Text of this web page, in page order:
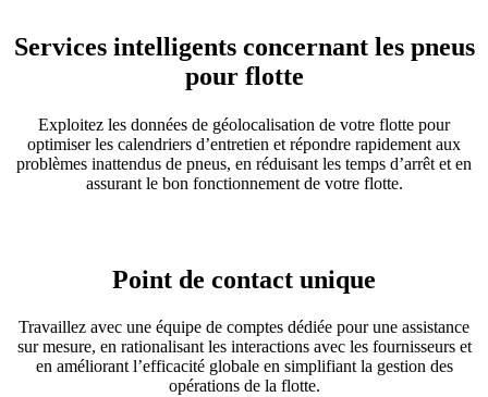
Services intelligents concernant les pneus
pour flotte
Exploitez les données de géolocalisation de votre flotte pour
optimiser les calendriers d’entretien et répondre rapidement aux
problèmes inattendus de pneus, en réduisant les temps d’arrêt et en
assurant le bon fonctionnement de votre flotte.
Point de contact unique
Travaillez avec une équipe de comptes dédiée pour une assistance
sur mesure, en rationalisant les interactions avec les fournisseurs et
en améliorant l’efficacité globale en simplifiant la gestion des
opérations de la flotte.